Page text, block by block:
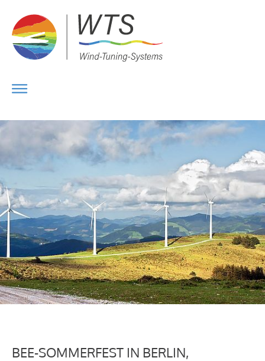
BEE-SOMMERFEST IN BERLIN,